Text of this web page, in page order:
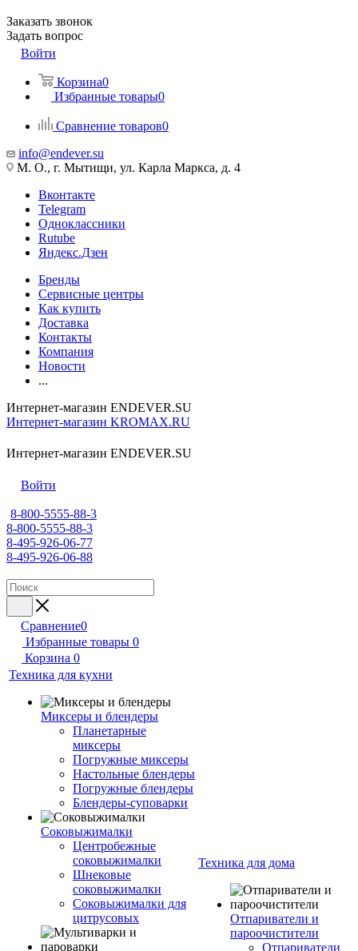
Заказать звонок
Задать вопрос
Войти
Корзина0
Избранные товары0
Сравнение товаров0
info@endever.su
М. О., г. Мытищи, ул. Карла Маркса, д. 4
Вконтакте
Telegram
Одноклассники
Rutube
Яндекс.Дзен
Бренды
Сервисные центры
Как купить
Доставка
Контакты
Компания
Новости
...
Интернет-магазин ENDEVER.SU
Интернет-магазин KROMAX.RU
Интернет-магазин ENDEVER.SU
Войти
8-800-5555-88-3
8-800-5555-88-3
8-495-926-06-77
8-495-926-06-88
Сравнение0
Избранные товары 0
Корзина 0
Техника для кухни
Миксеры и блендеры
Планетарные
миксеры
Погружные миксеры
Настольные блендеры
Погружные блендеры
Блендеры-суповарки
Соковыжималки
Центробежные
соковыжималки
Шнековые
соковыжималки
Соковыжималки для
цитрусовых
Техника для дома
Отпариватели и
пароочистители
Отпариватели